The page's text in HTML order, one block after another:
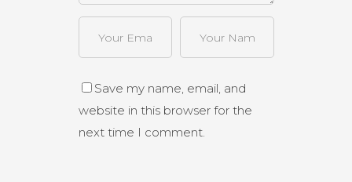
Save my name, email, and
website in this browser for the
next time I comment.